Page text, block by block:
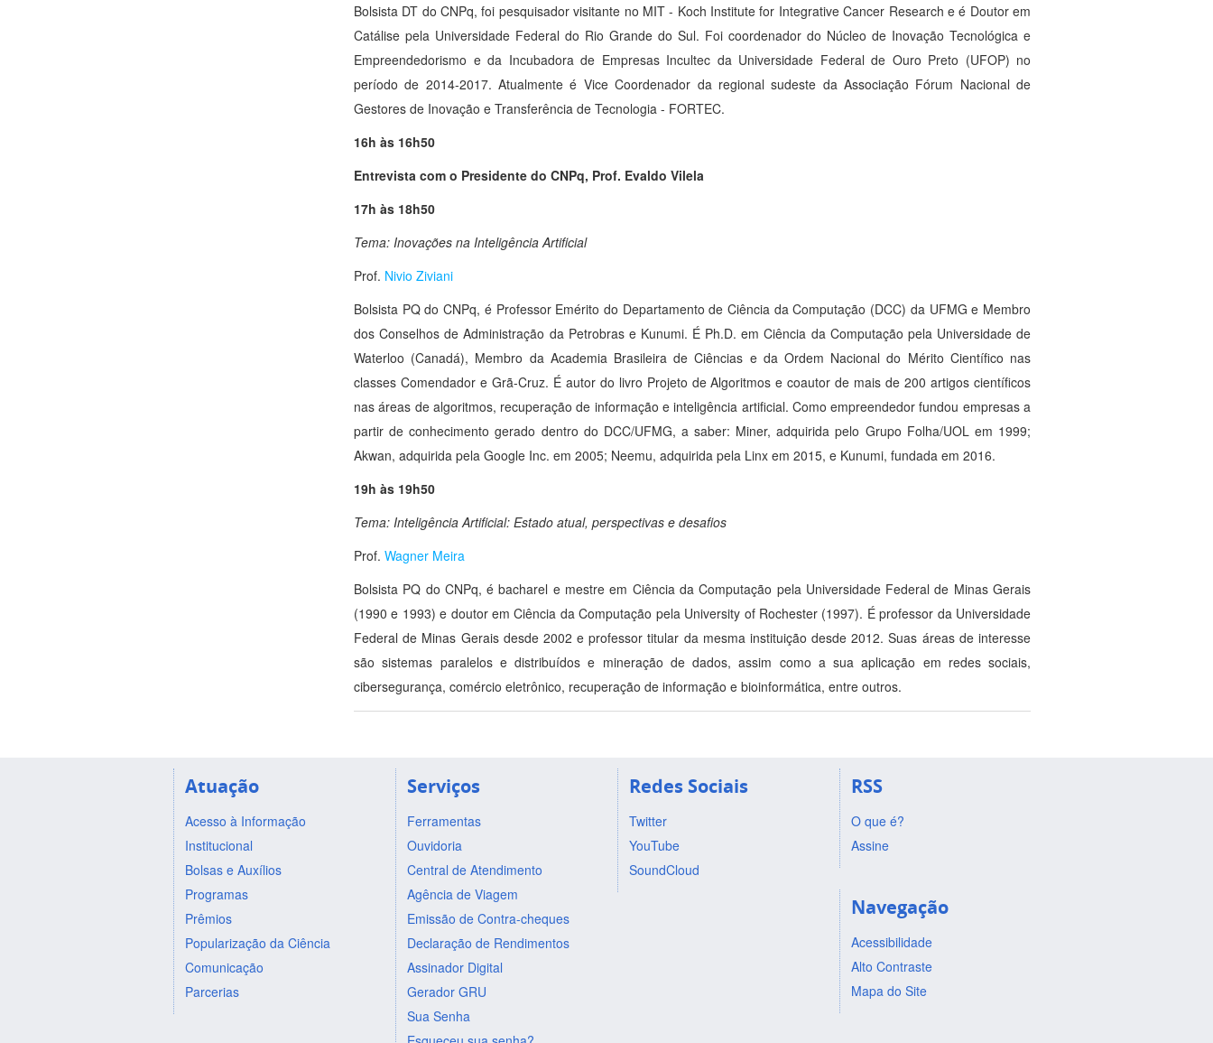
Bolsista DT do CNPq, foi pesquisador visitante no MIT - Koch Institute for Integrative Cancer Research e é Doutor em
Catálise pela Universidade Federal do Rio Grande do Sul. Foi coordenador do Núcleo de Inovação Tecnológica e
Empreendedorismo e da Incubadora de Empresas Incultec da Universidade Federal de Ouro Preto (UFOP) no
período de 2014-2017. Atualmente é Vice Coordenador da regional sudeste da Associação Fórum Nacional de
Gestores de Inovação e Transferência de Tecnologia - FORTEC.
16h às 16h50
Entrevista com o Presidente do CNPq, Prof. Evaldo Vilela
17h às 18h50
Tema: Inovações na Inteligência Artificial
Prof. Nivio Ziviani
Bolsista PQ do CNPq, é Professor Emérito do Departamento de Ciência da Computação (DCC) da UFMG e Membro
dos Conselhos de Administração da Petrobras e Kunumi. É Ph.D. em Ciência da Computação pela Universidade de
Waterloo (Canadá), Membro da Academia Brasileira de Ciências e da Ordem Nacional do Mérito Científico nas
classes Comendador e Grã-Cruz. É autor do livro Projeto de Algoritmos e coautor de mais de 200 artigos científicos
nas áreas de algoritmos, recuperação de informação e inteligência artificial. Como empreendedor fundou empresas a
partir de conhecimento gerado dentro do DCC/UFMG, a saber: Miner, adquirida pelo Grupo Folha/UOL em 1999;
Akwan, adquirida pela Google Inc. em 2005; Neemu, adquirida pela Linx em 2015, e Kunumi, fundada em 2016.
19h às 19h50
Tema: Inteligência Artificial: Estado atual, perspectivas e desafios
Prof. Wagner Meira
Bolsista PQ do CNPq, é bacharel e mestre em Ciência da Computação pela Universidade Federal de Minas Gerais
(1990 e 1993) e doutor em Ciência da Computação pela University of Rochester (1997). É professor da Universidade
Federal de Minas Gerais desde 2002 e professor titular da mesma instituição desde 2012. Suas áreas de interesse
são sistemas paralelos e distribuídos e mineração de dados, assim como a sua aplicação em redes sociais,
cibersegurança, comércio eletrônico, recuperação de informação e bioinformática, entre outros.
Atuação
Acesso à Informação
Institucional
Bolsas e Auxílios
Programas
Prêmios
Popularização da Ciência
Comunicação
Parcerias
Serviços
Ferramentas
Ouvidoria
Central de Atendimento
Agência de Viagem
Emissão de Contra-cheques
Declaração de Rendimentos
Assinador Digital
Gerador GRU
Sua Senha
Redes Sociais
Twitter
YouTube
SoundCloud
RSS
O que é?
Assine
Navegação
Acessibilidade
Alto Contraste
Mapa do Site